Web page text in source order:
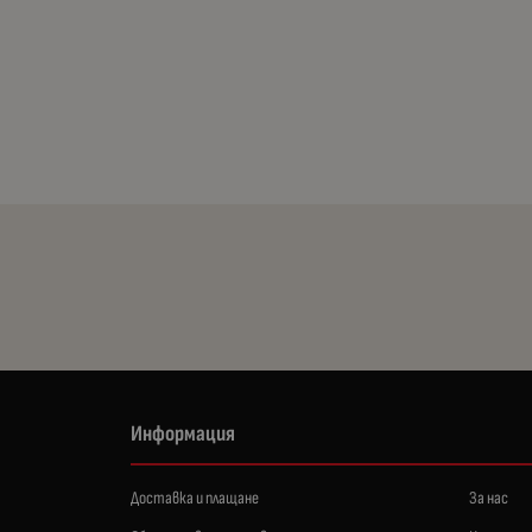
Информация
Доставка и плащане
За нас